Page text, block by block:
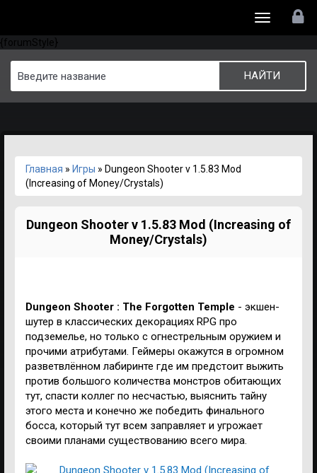
{forumStyle}
Toggle
Главная » Игры » Dungeon Shooter v 1.5.83 Mod
(Increasing of Money/Crystals)
Dungeon Shooter v 1.5.83 Mod (Increasing of
Money/Crystals)
Dungeon Shooter : The Forgotten Temple - экшен-
шутер в классических декорациях RPG про
подземелье, но только с огнестрельным оружием и
прочими атрибутами. Геймеры окажутся в огромном
разветвлённом лабиринте где им предстоит выжить
против большого количества монстров обитающих
тут, спасти коллег по несчастью, выяснить тайну
этого места и конечно же победить финального
босса, который тут всем заправляет и угрожает
своими планами существованию всего мира.